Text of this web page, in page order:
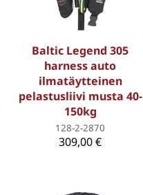
Baltic Legend 305
harness auto
ilmatäytteinen
pelastusliivi musta 40-
150kg
128-2-2870
309,00 €